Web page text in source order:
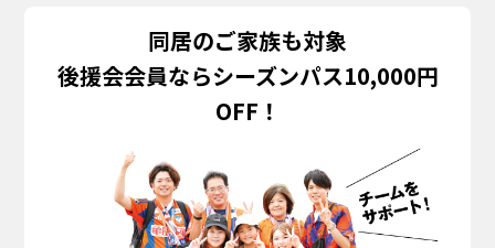
同居のご家族も対象
後援会会員ならシーズンパス10,000円
OFF！